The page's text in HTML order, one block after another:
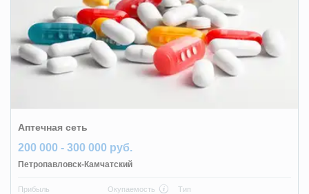
Аптечная сеть
200 000 - 300 000 руб.
Петропавловск-Камчатский
Прибыль
Окупаемость
Тип